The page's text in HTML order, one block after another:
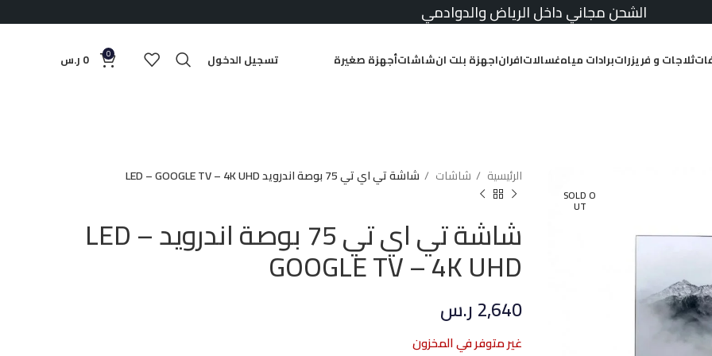
الشحن مجاني داخل الرياض والدوادمي
ثلاجات و فريزراتبرادات مياهغسالاتافراناجهزة بلت انشاشاتأجهزة صغيرة تسجيل الدخول 0
0 ر.س
SOLD O
UT
الرئيسية شاشات شاشة تي اي تي 75 بوصة اندرويد LED – GOOGLE TV – 4K UHD
شاشة تي اي تي 75 بوصة اندرويد LED –
GOOGLE TV – 4K UHD
2,640ر.س
غير متوفر في المخزون